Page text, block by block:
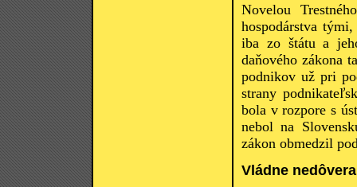
Novelou
hospodárstva
iba zo štátu a
daňového zákona
podnikov už pri
strany
bola v rozpore s
nebol na
zákon obmedzil
Vládne nedôvera